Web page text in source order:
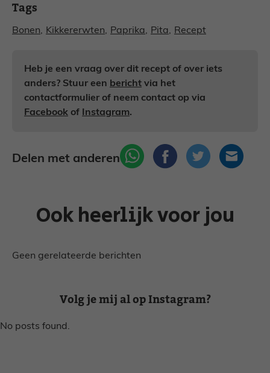
Tags
Bonen, Kikkererwten, Paprika, Pita, Recept
Heb je een vraag over dit recept of over iets
anders? Stuur een bericht via het
contactformulier of neem contact op via
Facebook of Instagram.
Delen met anderen
Ook heerlijk voor jou
Geen gerelateerde berichten
Volg je mij al op Instagram?
No posts found.